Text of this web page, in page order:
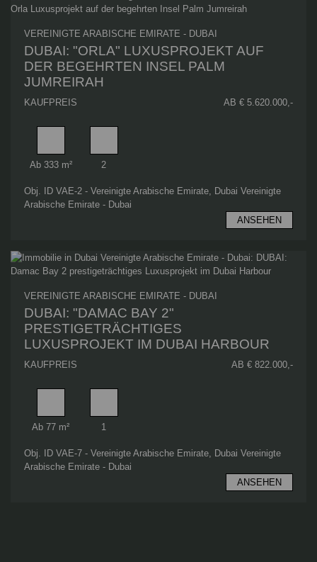
VEREINIGTE ARABISCHE EMIRATE - DUBAI
DUBAI: "ORLA" LUXUSPROJEKT AUF
DER BEGEHRTEN INSEL PALM
JUMREIRAH
KAUFPREIS AB € 5.620.000,-
Wohnfläche
Ab 333 m²
Schlafzimmer
2
Obj. ID VAE-2 - Vereinigte Arabische Emirate, Dubai Vereinigte
Arabische Emirate - Dubai
ANSEHEN
VEREINIGTE ARABISCHE EMIRATE - DUBAI
DUBAI: "DAMAC BAY 2"
PRESTIGETRÄCHTIGES
LUXUSPROJEKT IM DUBAI HARBOUR
KAUFPREIS AB € 822.000,-
Wohnfläche
Ab 77 m²
Schlafzimmer
1
Obj. ID VAE-7 - Vereinigte Arabische Emirate, Dubai Vereinigte
Arabische Emirate - Dubai
ANSEHEN